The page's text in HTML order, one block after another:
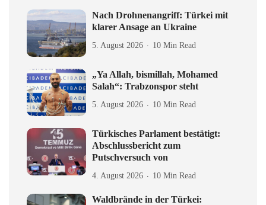
Nach Drohnenangriff: Türkei mit
klarer Ansage an Ukraine
5. August 2026 10 Min Read
„Ya Allah, bismillah, Mohamed
Salah“: Trabzonspor steht
5. August 2026 10 Min Read
Türkisches Parlament bestätigt:
Abschlussbericht zum
Putschversuch von
4. August 2026 10 Min Read
Waldbrände in der Türkei: